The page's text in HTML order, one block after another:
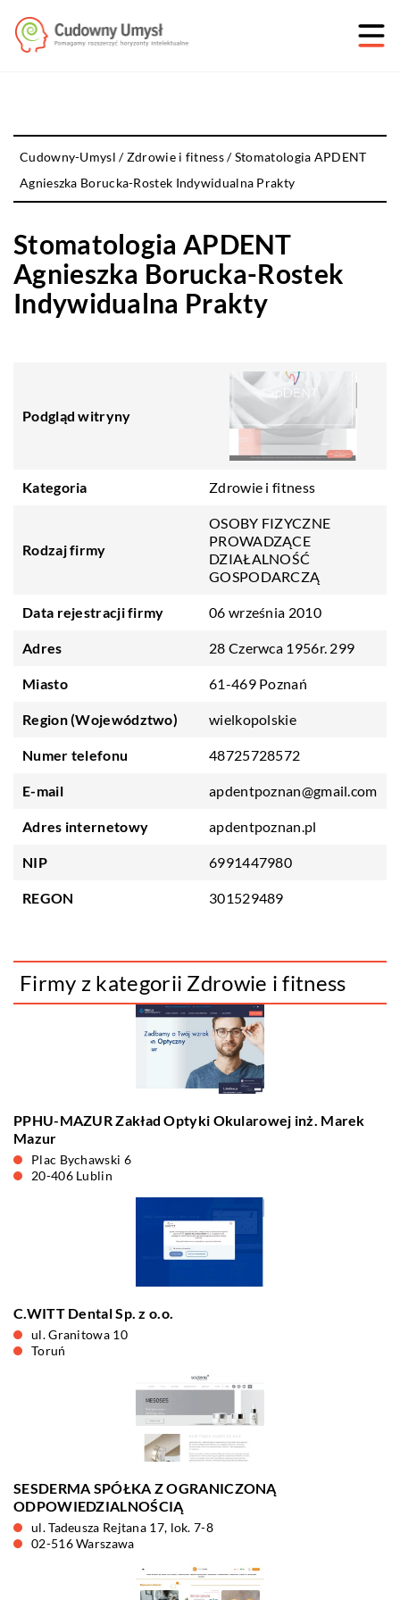
Cudowny-Umysl /Zdrowie i fitness/Stomatologia APDENT
Agnieszka Borucka-Rostek Indywidualna Prakty
Stomatologia APDENT
Agnieszka Borucka-Rostek
Indywidualna Prakty
Podgląd witryny
Kategoria Zdrowie i fitness
Rodzaj firmy
OSOBY FIZYCZNE
PROWADZĄCE
DZIAŁALNOŚĆ
GOSPODARCZĄ
Data rejestracji firmy 06 września 2010
Adres 28 Czerwca 1956r. 299
Miasto 61-469 Poznań
Region (Województwo) wielkopolskie
Numer telefonu 48725728572
E-mail apdentpoznan@gmail.com
Adres internetowy apdentpoznan.pl
NIP 6991447980
REGON 301529489
Firmy z kategorii Zdrowie i fitness
PPHU-MAZUR Zakład Optyki Okularowej inż. Marek
Mazur
Plac Bychawski 6
20-406 Lublin
C.WITT Dental Sp. z o.o.
ul. Granitowa 10
Toruń
SESDERMA SPÓŁKA Z OGRANICZONĄ
ODPOWIEDZIALNOŚCIĄ
ul. Tadeusza Rejtana 17, lok. 7-8
02-516 Warszawa